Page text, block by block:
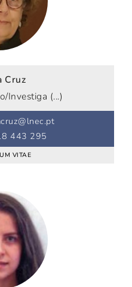
Cruz
Investiga (...)
443 295
VITAE